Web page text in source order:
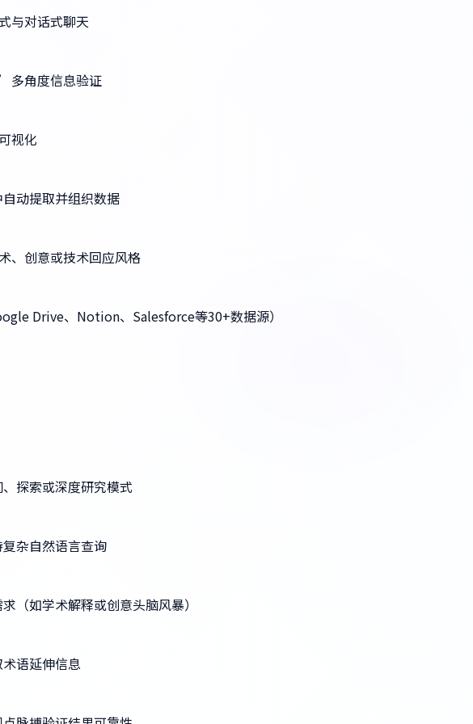
与对话式聊天
多角度信息验证
视化
动提取并组织数据
、创意或技术回应风格
Drive、Notion、Salesforce等30+数据源）
探索或深度研究模式
杂自然语言查询
（如学术解释或创意头脑风暴）
语延伸信息